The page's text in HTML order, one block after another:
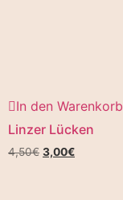
In den Warenkorb
Linzer Lücken
4,50€ 3,00€